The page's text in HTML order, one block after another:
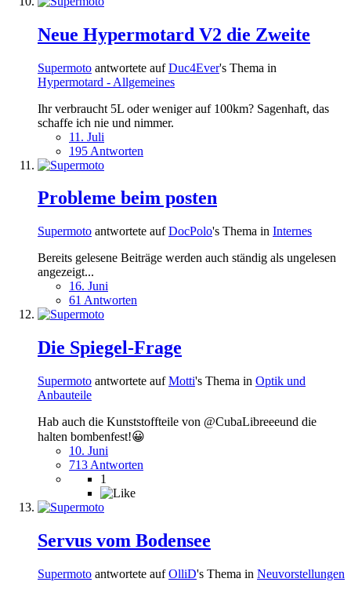
Neue Hypermotard V2 die Zweite
Supermoto antwortete aufDuc4Ever's Thema in
Hypermotard - Allgemeines
Ihr verbraucht 5L oder weniger auf 100km? Sagenhaft, das
schaffe ich nie und nimmer.
11. Juli
195 Antworten
Probleme beim posten
Supermoto antwortete aufDocPolo's Thema in Internes
Bereits gelesene Beiträge werden auch ständig als ungelesen
angezeigt...
16. Juni
61 Antworten
Die Spiegel-Frage
Supermoto antwortete aufMotti's Thema in Optik und
Anbauteile
Hab auch die Kunststoffteile von @CubaLibreeeund die
halten bombenfest!😀
10. Juni
713 Antworten
1
Servus vom Bodensee
Supermoto antwortete aufOlliD's Thema in Neuvorstellungen